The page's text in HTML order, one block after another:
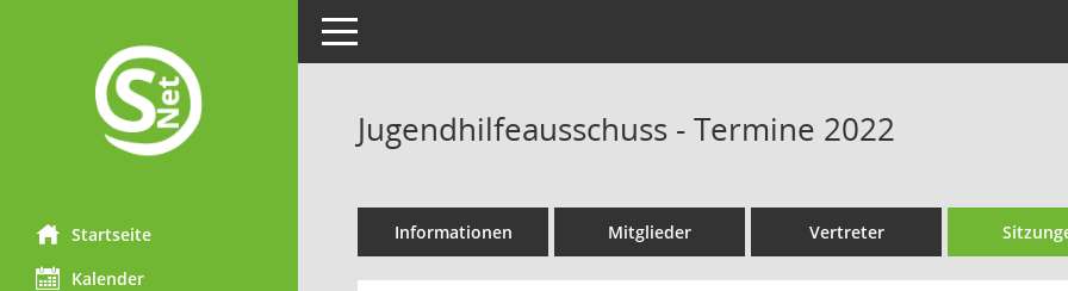
Startseite
Kalender
Toggle navigation
Jugendhilfeausschuss - Termine 2022
Informationen Mitglieder Vertreter